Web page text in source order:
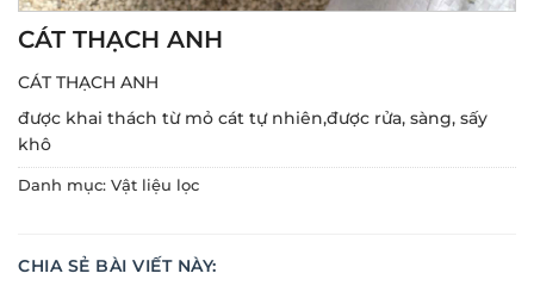
CÁT THẠCH ANH
CÁT THẠCH ANH
được khai thách từ mỏ cát tự nhiên,được rửa, sàng, sấy
khô
Danh mục: Vật liệu lọc
CHIA SẺ BÀI VIẾT NÀY: